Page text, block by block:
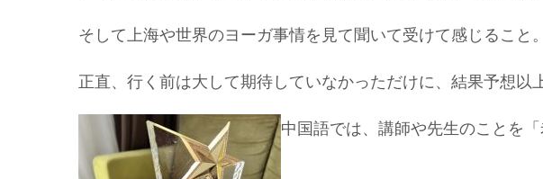
そして上海や世界のヨーガ事情を見て聞いて受けて感じること。
正直、行く前は大して期待していなかっただけに、結果予想以
中国語では、講師や先生のことを